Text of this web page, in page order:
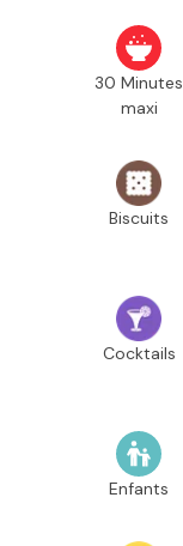
30 Minutes
maxi
Biscuits
Cocktails
Enfants